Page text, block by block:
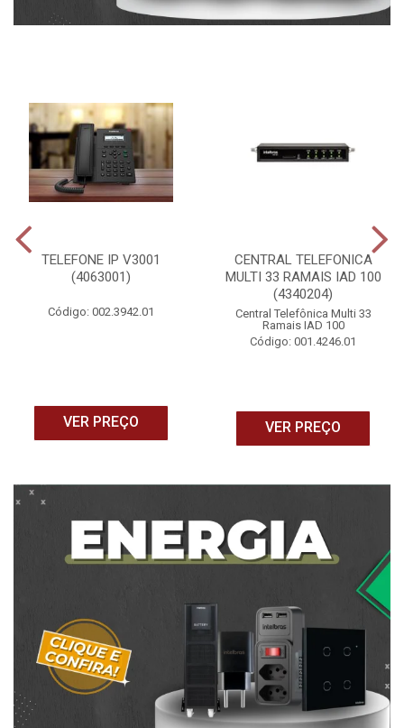
TELEFONE IP V3001
(4063001)
Código: 002.3942.01
VER PREÇO
CENTRAL TELEFONICA
MULTI 33 RAMAIS IAD 100
(4340204)
Central Telefônica Multi 33
Ramais IAD 100
Código: 001.4246.01
VER PREÇO